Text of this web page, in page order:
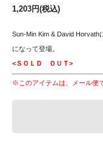
1,203円(税込)
Sun-Min Kim & David Horvath
になって登場。
<ＳＯＬＤ ＯＵＴ>
※このアイテムは、メール便